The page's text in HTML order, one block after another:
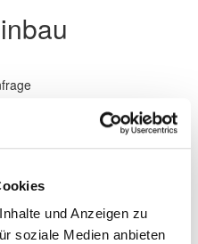
und Anzeigen zu
soziale Medien anbieten
(Verschleißteile) im
sowie Antriebsteile werden
separat berechnet.
den aufgeführten Preisen